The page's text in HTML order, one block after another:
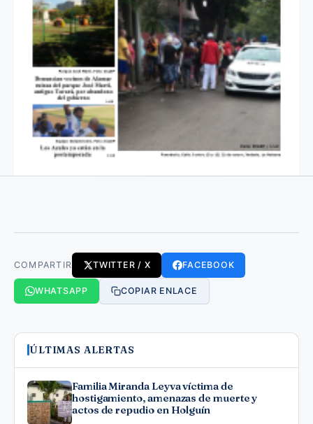
COMPARTIR TWITTER / X FACEBOOK
WHATSAPP COPIAR ENLACE
ÚLTIMAS ALERTAS
Familia Miranda Leyva víctima de
hostigamiento, amenazas de muerte y
actos de repudio en Holguín